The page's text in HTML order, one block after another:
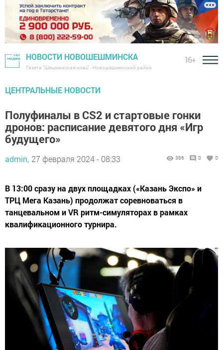
НОВОСТИ НОВОШЕШМИНСКА
Газета "Шешминская новь" - Новошешминский район
16+
ЦЕНТРАЛЬНЫЕ НОВОСТИ
Полуфиналы в CS2 и стартовые гонки
дронов: расписание девятого дня «Игр
будущего»
admin, 27 февраля 2024 - 08:33 386 0 0
В 13:00 сразу на двух площадках («Казань Экспо» и
ТРЦ Мега Казань) продолжат соревноваться в
танцевальном и VR ритм-симуляторах в рамках
квалификационного турнира.